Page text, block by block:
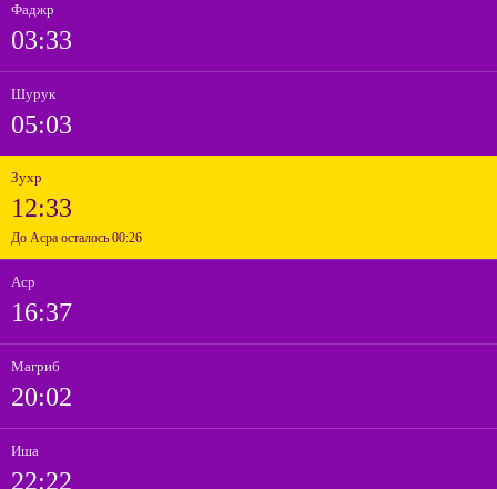
Фаджр
03:33
Шурук
05:03
Зухр
12:33
До Асра осталось 00:26
Аср
16:37
Магриб
20:02
Иша
22:22